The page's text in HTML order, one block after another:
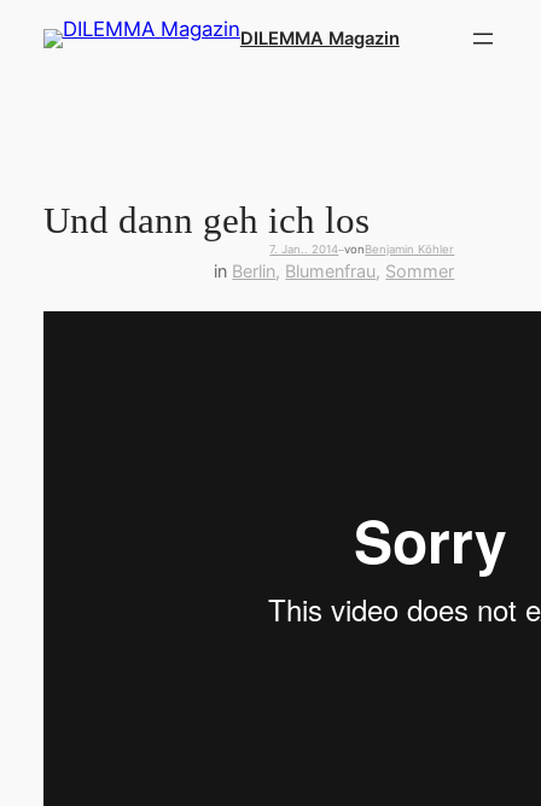
Inhalt
DILEMMA Magazin
Und dann geh ich los
7. Jan.. 2014—vonBenjamin Köhler
in Berlin, Blumenfrau, Sommer